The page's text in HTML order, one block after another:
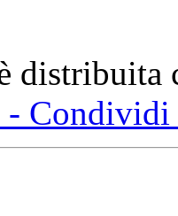
Condividi